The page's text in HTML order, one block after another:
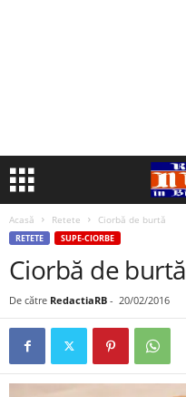
Acasă Retete Ciorbă de burtă
RETETE SUPE-CIORBE
Ciorbă de burtă
De către RedactiaRB - 20/02/2016